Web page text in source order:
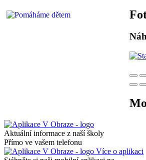
Aktuální informace z naší školy
Přímo ve vašem telefonu
Více o aplikaci